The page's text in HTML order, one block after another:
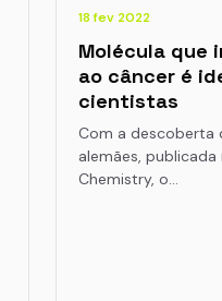
18 fev 2022
Molécula que
ao câncer é
cientistas
Com a descoberta
alemães,
Chemistry, o…